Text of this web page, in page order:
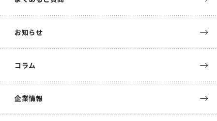
お知らせ
コラム
企業情報